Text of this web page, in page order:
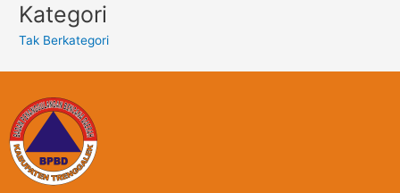
Kategori
Tak Berkategori